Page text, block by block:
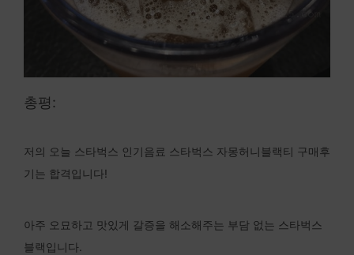
총평:
저의 오늘 스타벅스 인기음료 스타벅스 자몽허니블랙티 구매후
기는 합격입니다!
아주 오묘하고 맛있게 갈증을 해소해주는 부담 없는 스타벅스
블랙입니다.